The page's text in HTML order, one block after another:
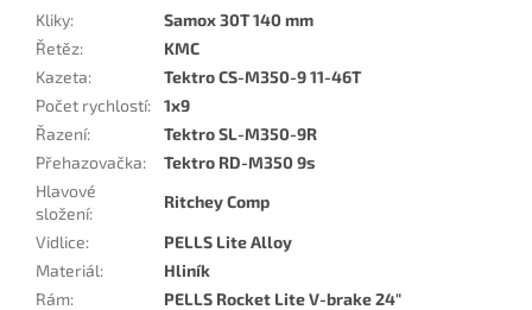
Kliky:
Samox 30T 140 mm
Řetěz:
KMC
Kazeta:
Tektro CS-M350-9 11-46T
Počet rychlostí:
1x9
Řazení:
Tektro SL-M350-9R
Přehazovačka:
Tektro RD-M350 9s
Hlavové
složení:
Ritchey Comp
Vidlice:
PELLS Lite Alloy
Materiál:
Hliník
Rám:
PELLS Rocket Lite V-brake 24"